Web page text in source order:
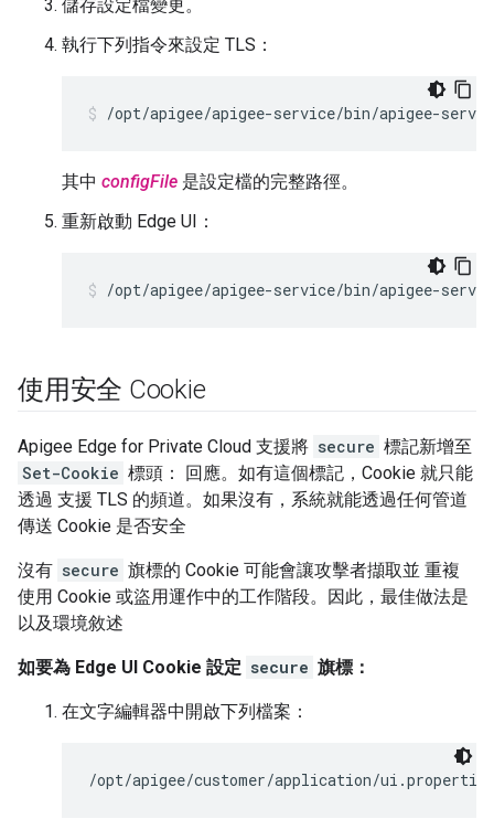
儲存設定檔變更。
執行下列指令來設定 TLS：
/opt/apigee/apigee-service/bin/apigee-
其中 configFile 是設定檔的完整路徑。
重新啟動 Edge UI：
/opt/apigee/apigee-service/bin/apigee-
使用安全 Cookie
Apigee Edge for Private Cloud 支援將 secure 標記新增至
Set-Cookie 標頭： 回應。如有這個標記，Cookie 就只能
透過 支援 TLS 的頻道。如果沒有，系統就能透過任何管道
傳送 Cookie 是否安全
沒有 secure 旗標的 Cookie 可能會讓攻擊者擷取並 重複
使用 Cookie 或盜用運作中的工作階段。因此，最佳做法是
以及環境敘述
如要為 Edge UI Cookie 設定 secure 旗標：
在文字編輯器中開啟下列檔案：
/opt/apigee/customer/application/ui.properties